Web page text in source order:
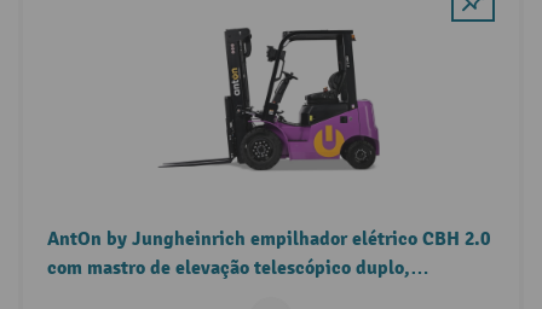
AntOn by Jungheinrich empilhador elétrico CBH 2.0
com mastro de elevação telescópico duplo,